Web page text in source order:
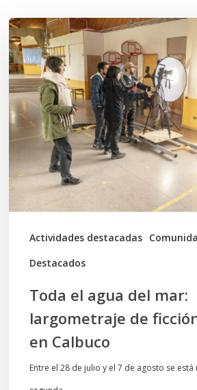
Actividades destacadas
Destacados
Toda
el
agua
del
mar:
largometraje
de
ficción
se
graba
Toda el agua del mar:
largometraje de
en Calbuco
Entre el 28 de julio y el 7 de agosto se